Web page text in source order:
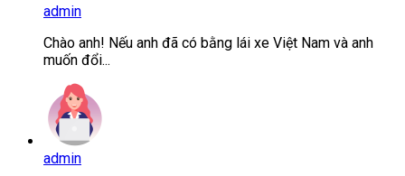
admin
Chào anh! Nếu anh đã có bằng lái xe Việt Nam và anh
muốn đổi...
admin